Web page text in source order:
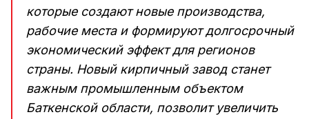
которые создают новые производства,
рабочие места и формируют долгосрочный
экономический эффект для регионов
страны. Новый кирпичный завод станет
важным промышленным объектом
Баткенской области, позволит увеличить